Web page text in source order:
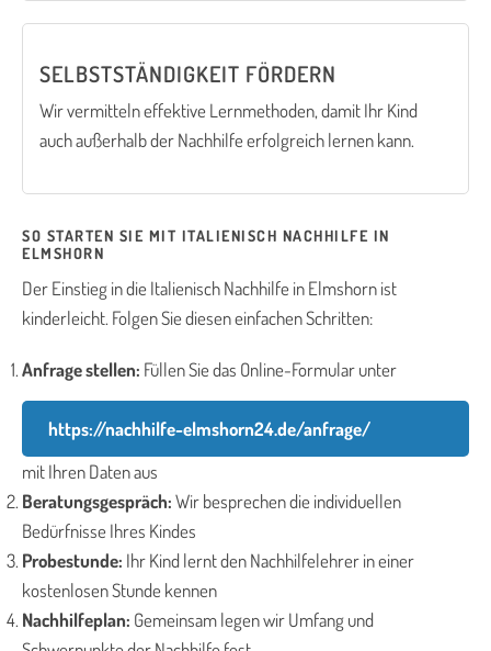
SELBSTSTÄNDIGKEIT FÖRDERN
Wir vermitteln effektive Lernmethoden, damit Ihr Kind
auch außerhalb der Nachhilfe erfolgreich lernen kann.
SO STARTEN SIE MIT ITALIENISCH NACHHILFE IN
ELMSHORN
Der Einstieg in die Italienisch Nachhilfe in Elmshorn ist
kinderleicht. Folgen Sie diesen einfachen Schritten:
Anfrage stellen: Füllen Sie das Online-Formular unter
https://nachhilfe-elmshorn24.de/anfrage/
mit Ihren Daten aus
Beratungsgespräch:Wir besprechen die individuellen
Bedürfnisse Ihres Kindes
Probestunde: Ihr Kind lernt den Nachhilfelehrer in einer
kostenlosen Stunde kennen
Nachhilfeplan: Gemeinsam legen wir Umfang und